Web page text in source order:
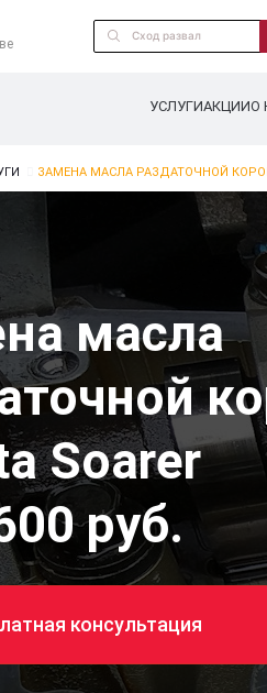
УСЛУГИАКЦИИО
ЗАМЕНА МАСЛА РАЗДАТОЧНОЙ
масла
Soarer
руб.
консультация